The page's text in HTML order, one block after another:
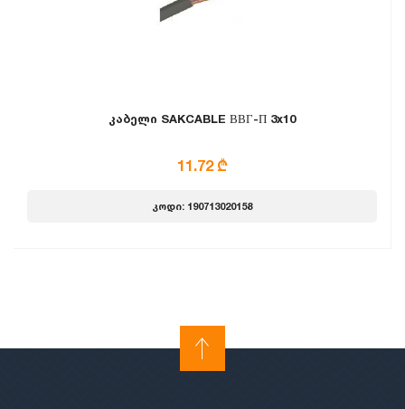
კაბელი SAKCABLE ВВГ-П 3x10
11.72 ₾
კოდი: 190713020158